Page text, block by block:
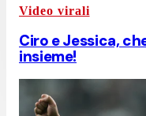
Video virali
Ciro e Jessica,
insieme!